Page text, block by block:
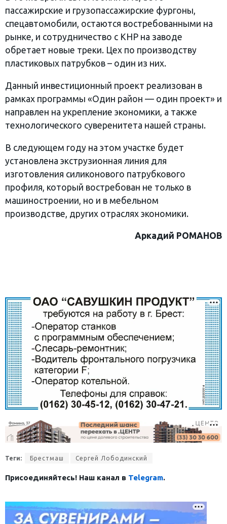
пассажирские и грузопассажирские фургоны,
спецавтомобили, остаются востребованными на
рынке, и сотрудничество с КНР на заводе
обретает новые треки. Цех по производству
пластиковых патрубков – один из них.
Данный инвестиционный проект реализован в
рамках программы «Один район — один проект» и
направлен на укрепление экономики, а также
технологического суверенитета нашей страны.
В следующем году на этом участке будет
установлена экструзионная линия для
изготовления силиконового патрубкового
профиля, который востребован не только в
машиностроении, но и в мебельном
производстве, других отраслях экономики.
Аркадий РОМАНОВ
Теги: Брестмаш Сергей Лободинский
Присоединяйтесь! Наш канал в Telegram.